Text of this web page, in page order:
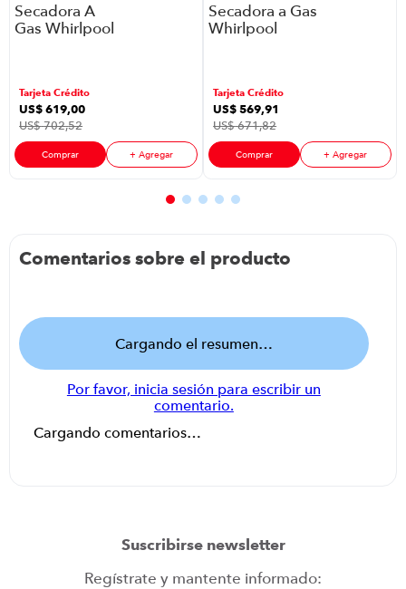
Secadora A
Gas Whirlpool
Blanco
Tarjeta Crédito
US$619,00
US$702,52
Comprar + Agregar
Secadora a Gas
Whirlpool
Blanco
Tarjeta Crédito
US$569,91
US$671,82
Comprar + Agregar
Comentarios sobre el producto
Cargando el resumen…
Por favor, inicia sesión para escribir un
comentario.
Cargando comentarios…
Suscribirse newsletter
Regístrate y mantente informado: